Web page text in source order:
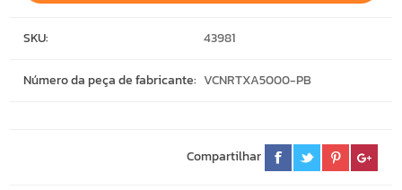
SKU: 43981
Número da peça de fabricante: VCNRTXA5000-PB
Compartilhar